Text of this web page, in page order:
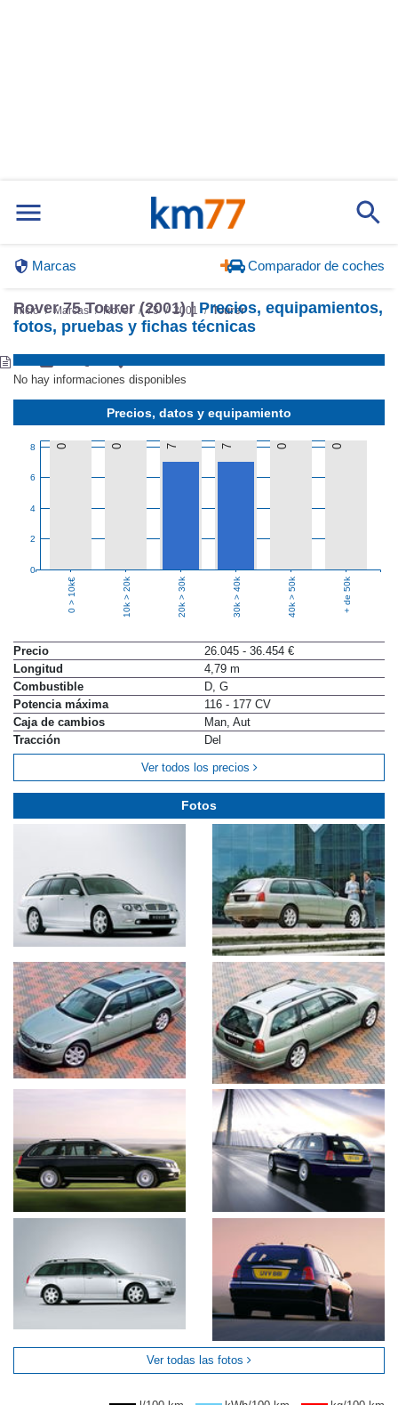
Marcas Comparador de coches
Inicio Marcas Rover 75 2001 Tourer
Rover 75 Tourer (2001) | Precios, equipamientos,
fotos, pruebas y fichas técnicas
Precios, datos y equipamiento
0
2
4
6
8 0 0 7 7 0 0
0 > 10k€ 10k > 20k 20k > 30k 30k > 40k 40k > 50k + de 50k
Precio
26.045 - 36.454 €
Longitud
4,79 m
Combustible
D, G
Potencia máxima
116 - 177 CV
Caja de cambios
Man, Aut
Tracción
Del
Ver todos los precios
No hay informaciones disponibles
Fotos
Ver todas las fotos